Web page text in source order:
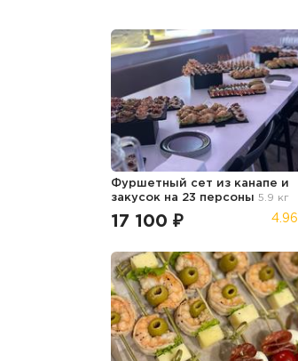
Фуршетный сет из канапе и
закусок на 23 персоны5.9 кг
17 100 ₽ 4.96